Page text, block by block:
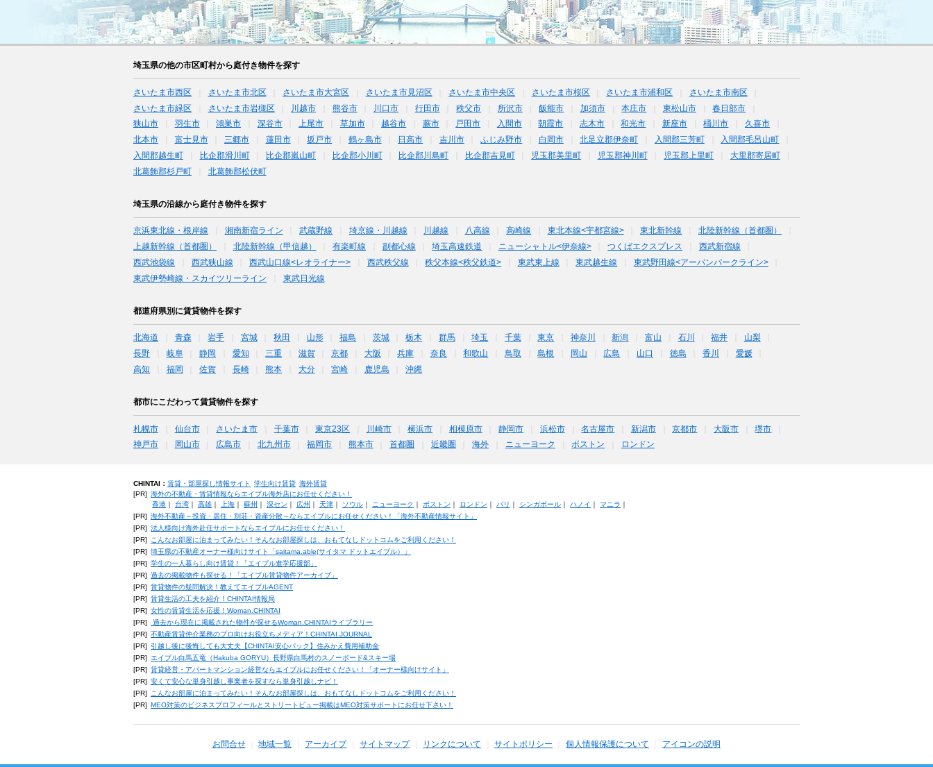
埼玉県の他の市区町村から庭付き物件を探す
さいたま市西区 さいたま市北区 さいたま市大宮区 さいたま市見沼区 さいたま市中央区 さいたま市桜区 さいたま市浦和区
さいたま市南区
さいたま市緑区
さいたま市岩槻区 川越市 熊谷市 川口市 行田市 秩父市 所沢市 飯能市 加須市 本庄市 東松山市
春日部市
狭山市
羽生市 鴻巣市 深谷市 上尾市 草加市 越谷市 蕨市 戸田市 入間市 朝霞市 志木市 和光市 新座市 桶川市
久喜市
北本市
富士見市 三郷市 蓮田市 坂戸市 鶴ヶ島市 日高市 吉川市 ふじみ野市 白岡市 北足立郡伊奈町 入間郡三芳町
入間郡毛呂山町
入間郡越生町
比企郡滑川町 比企郡嵐山町 比企郡小川町 比企郡川島町 比企郡吉見町 児玉郡美里町 児玉郡神川町 児玉郡上里町
大里郡寄居町
北葛飾郡杉戸町
北葛飾郡松伏町
埼玉県の沿線から庭付き物件を探す
京浜東北線・根岸線 湘南新宿ライン 武蔵野線 埼京線・川越線 川越線 八高線 高崎線 東北本線<宇都宮線> 東北新幹線
北陸新幹線（首都圏）
上越新幹線（首都圏）
北陸新幹線（甲信越） 有楽町線 副都心線 埼玉高速鉄道 ニューシャトル<伊奈線> つくばエクスプレス
西武新宿線
西武池袋線
西武狭山線 西武山口線<レオライナー> 西武秩父線 秩父本線<秩父鉄道> 東武東上線 東武越生線
東武野田線<アーバンパークライン>
東武伊勢崎線・スカイツリーライン
東武日光線
都道府県別に賃貸物件を探す
北海道 青森 岩手 宮城 秋田 山形 福島 茨城 栃木 群馬 埼玉 千葉 東京 神奈川 新潟 富山 石川 福井
山梨
長野
岐阜 静岡 愛知 三重 滋賀 京都 大阪 兵庫 奈良 和歌山 鳥取 島根 岡山 広島 山口 徳島 香川
愛媛
高知
福岡 佐賀 長崎 熊本 大分 宮崎 鹿児島 沖縄
都市にこだわって賃貸物件を探す
札幌市 仙台市 さいたま市 千葉市 東京23区 川崎市 横浜市 相模原市 静岡市 浜松市 名古屋市 新潟市 京都市 大阪市
堺市
神戸市
岡山市 広島市 北九州市 福岡市 熊本市 首都圏 近畿圏 海外 ニューヨーク ボストン ロンドン
CHINTAI： 賃貸・部屋探し情報サイト 学生向け賃貸 海外賃貸
[PR] 海外の不動産・賃貸情報ならエイブル海外店にお任せください！
香港｜ 台湾｜ 高雄｜ 上海｜ 蘇州 深セン 広州 天津｜ ソウル｜ ニューヨーク ボストン ロンドン パリ シンガポール｜ ハノイ マニラ
[PR] 海外不動産～投資・居住・別荘・資産分散～ならエイブルにお任せください！「海外不動産情報サイト」
[PR] 法人様向け海外赴任サポートならエイブルにお任せください！
[PR]
こんなお部屋に泊まってみたい！そんなお部屋探しは、おもてなしドットコムをご利用ください！
[PR] 埼玉県の不動産オーナー様向けサイト「saitama.able(サイタマ ドットエイブル）」
[PR] 学生の一人暮らし向け賃貸！「エイブル進学応援部」
[PR] 過去の掲載物件も探せる！「エイブル賃貸物件アーカイブ」
[PR] 賃貸物件の疑問解決！教えてエイブルAGENT
[PR] 賃貸生活の工夫を紹介！CHINTAI情報局
[PR] 女性の賃貸生活を応援！Woman.CHINTAI
[PR]
過去から現在に掲載された物件が探せるWoman.CHINTAIライブラリー
[PR] 不動産賃貸仲介業務のプロ向けお役立ちメディア！CHINTAI JOURNAL
[PR]
引越し後に後悔しても大丈夫【CHINTAI安心パック】住みかえ費用補助金
[PR] エイブル白馬五竜（Hakuba GORYU）長野県白馬村のスノーボード&スキー場
[PR] 賃貸経営・アパートマンション経営ならエイブルにお任せください！「オーナー様向けサイト」
[PR] 安くて安心な単身引越し事業者を探すなら単身引越しナビ！
[PR]
こんなお部屋に泊まってみたい！そんなお部屋探しは、おもてなしドットコムをご利用ください！
[PR] MEO対策のビジネスプロフィールとストリートビュー掲載はMEO対策サポートにお任せ下さい！
お問合せ 地域一覧 アーカイブ サイトマップ リンクについて サイトポリシー 個人情報保護について アイコンの説明